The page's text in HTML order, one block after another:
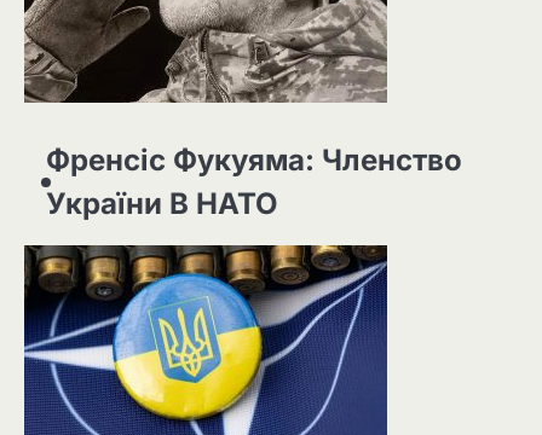
Френсіс Фукуяма: Членство
України В НАТО